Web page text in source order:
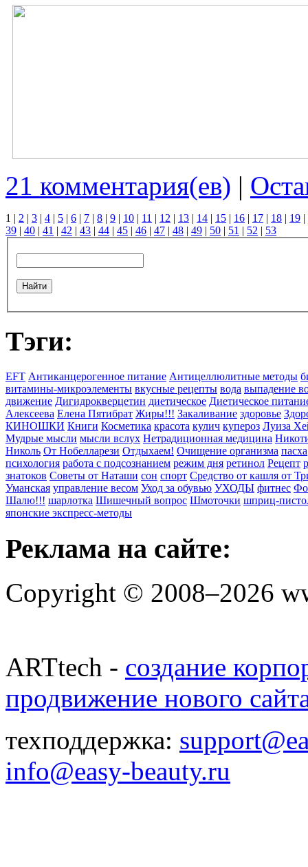
21 комментария(ев) |
1 | 2 | 3 | 4 | 5 | 6 | 7 | 8 | 9 | 10 | 11 | 12 | 13 | 14 | 15 | 16 | 17 | 18 | 19 |
39 | 40 | 41 | 42 | 43 | 44 | 45 | 46 | 47 | 48 | 49 | 50 | 51 | 52 | 53
Тэги:
EFT Антиканцерогенное питание Антицеллюлитные методы
витамины-микроэлементы вкусные рецепты вода выпадение
движение Дигидрокверцетин диетическое Диетическое
Алексеева Елена Пятибрат Жиры!!! Закаливание здоровье
КИНОШКИ Книги Косметика красота кулич купероз Луиза
Мудрые мысли мысли вслух Нетрадиционная медицина
Николь От Нобелларези Отдыхаем! Очищение организма пасха
психология работа с подсознанием режим дня ретинол Рецепт
знатоков Советы от Наташи сон спорт Средство от кашля от
Уманская управление весом Уход за обувью УХОДЫ фитнес
Шалю!!! шарлотка Шишечный вопрос Шмоточки шприц-
японские экспресс-методы
Реклама на сайте:
Copyright © 2008–2026
ARTtech - создание
продвижение нового
техподдержка:
info@easy-beauty.ru